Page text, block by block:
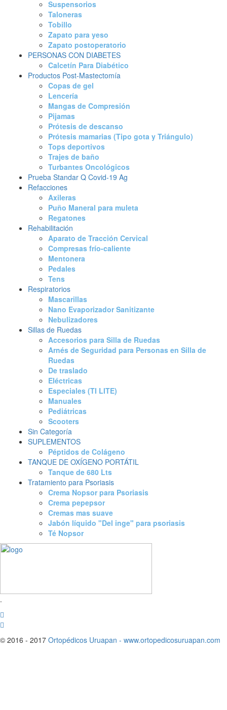
Suspensorios
Taloneras
Tobillo
Zapato para yeso
Zapato postoperatorio
PERSONAS CON DIABETES
Calcetín Para Diabético
Productos Post-Mastectomía
Copas de gel
Lencería
Mangas de Compresión
Pijamas
Prótesis de descanso
Prótesis mamarias (Tipo gota y Triángulo)
Tops deportivos
Trajes de baño
Turbantes Oncológicos
Prueba Standar Q Covid-19 Ag
Refacciones
Axileras
Puño Maneral para muleta
Regatones
Rehabilitación
Aparato de Tracción Cervical
Compresas frío-caliente
Mentonera
Pedales
Tens
Respiratorios
Mascarillas
Nano Evaporizador Sanitizante
Nebulizadores
Sillas de Ruedas
Accesorios para Silla de Ruedas
Arnés de Seguridad para Personas en Silla de
Ruedas
De traslado
Eléctricas
Especiales (TI LITE)
Manuales
Pediátricas
Scooters
Sin Categoría
SUPLEMENTOS
Péptidos de Colágeno
TANQUE DE OXÍGENO PORTÁTIL
Tanque de 680 Lts
Tratamiento para Psoriasis
Crema Nopsor para Psoriasis
Crema pepepsor
Cremas mas suave
Jabón líquido "Del inge" para psoriasis
Té Nopsor
.
© 2016 - 2017 Ortopédicos Uruapan - www.ortopedicosuruapan.com